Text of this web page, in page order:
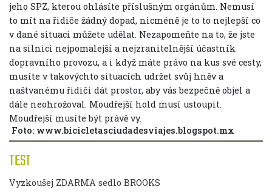
TEST
Vyzkoušej ZDARMA sedlo BROOKS
jeho SPZ, kterou ohlásíte příslušným orgánům. Nemusí
to mít na řidiče žádný dopad, nicméně je to to nejlepší co
v dané situaci můžete udělat. Nezapomeňte na to, že jste
na silnici nejpomalejší a nejzranitelnější účastník
dopravního provozu, a i když máte právo na kus své cesty,
musíte v takovýchto situacích udržet svůj hněv a
naštvanému řidiči dát prostor, aby vás bezpečně objel a
dále neohrožoval. Moudřejší hold musí ustoupit.
Moudřejší musíte být právě vy.
Foto: www.bicicletasciudadesviajes.blogspot.mx